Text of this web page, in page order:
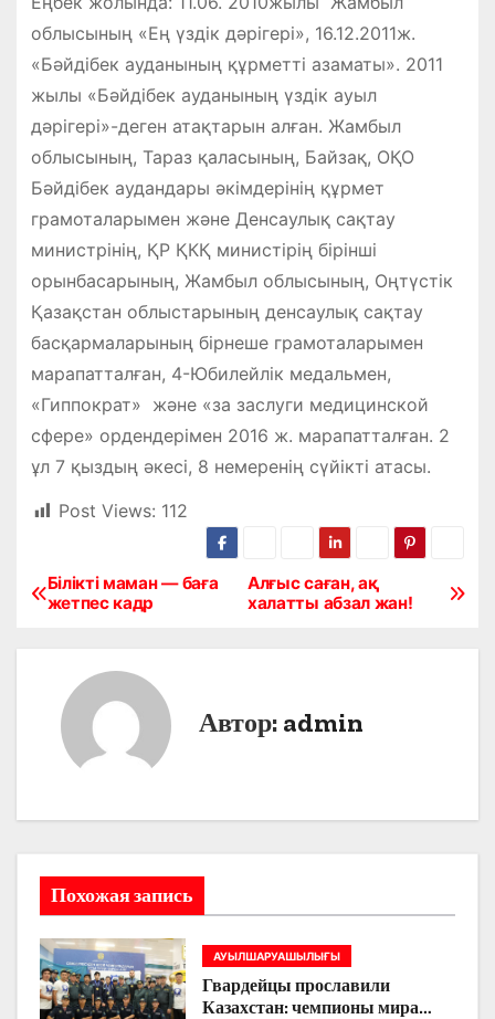
облысының «Ең үздік дәрігері», 16.12.2011ж.
«Бәйдібек ауданының құрметті азаматы». 2011
жылы «Бәйдібек ауданының үздік ауыл
дәрігері»-деген атақтарын алған. Жамбыл
облысының, Тараз қаласының, Байзақ, ОҚО
Бәйдібек аудандары әкімдерінің құрмет
грамоталарымен және Денсаулық сақтау
министрінің, ҚР ҚКҚ министірің бірінші
орынбасарының, Жамбыл облысының, Оңтүстік
Қазақстан облыстарының денсаулық сақтау
басқармаларының бірнеше грамоталарымен
марапатталған, 4-Юбилейлік медальмен,
«Гиппократ» және «за заслуги медицинской
сфере» ордендерімен 2016 ж. марапатталған. 2
ұл 7 қыздың әкесі, 8 немеренің сүйікті атасы.
Post Views: 112
Н
а
и
я
п
Алғыс саған, ақ
халатты абзал жан!
Білікті маман — баға
жетпес кадр
Автор: admin
Похожая запись
АУЫЛШАРУАШЫЛЫҒЫ
Гвардейцы прославили
Казахстан: чемпионы мира